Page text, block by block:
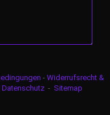
- Widerrufsrecht &
Datenschutz - Sitemap